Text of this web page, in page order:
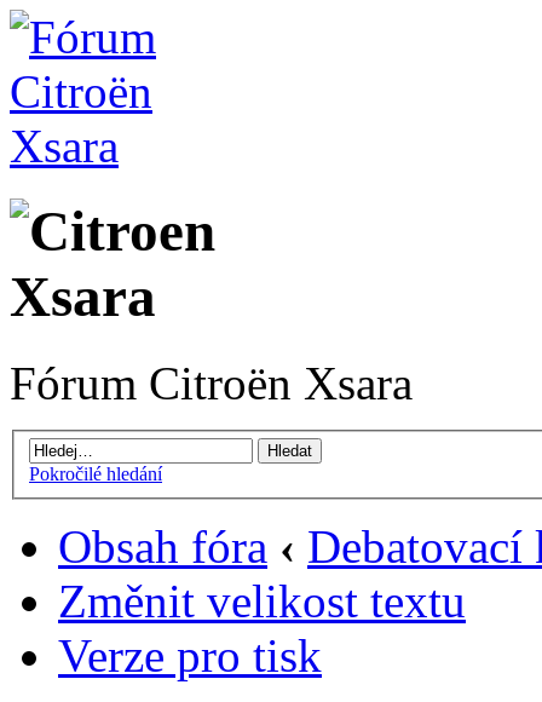
Fórum Citroën Xsara
Pokročilé hledání
Obsah fóra ‹ Debatovací
Změnit velikost textu
Verze pro tisk